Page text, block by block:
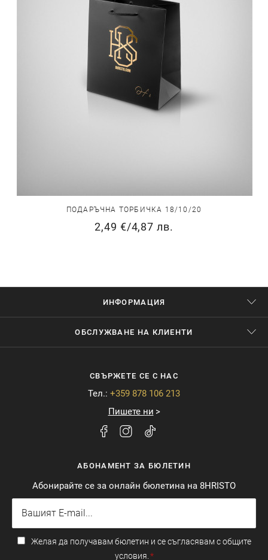
ПОДАРЪЧНА ТОРБИЧКА 18/10/20
2,49 €/4,87 лв.
ИНФОРМАЦИЯ
ОБСЛУЖВАНЕ НА КЛИЕНТИ
СВЪРЖЕТЕ СЕ С НАС
Тел.: +359 878 106 213
Пишете ни
АБОНАМЕНТ ЗА БЮЛЕТИН
Абонирайте се за онлайн бюлетина на 8HRISTO
Желая да получавам бюлетин и се съгласявам с общите
условия.